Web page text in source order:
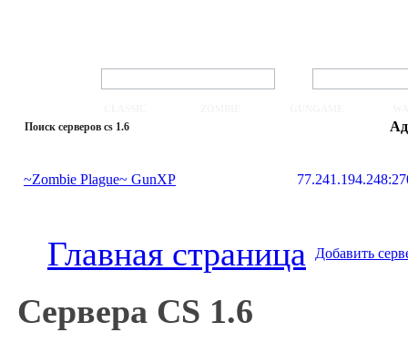
Поиск серверов cs 1.6
~Zombie Plague~ GunXP
Главная страница Добавить
Сервера CS 1.6